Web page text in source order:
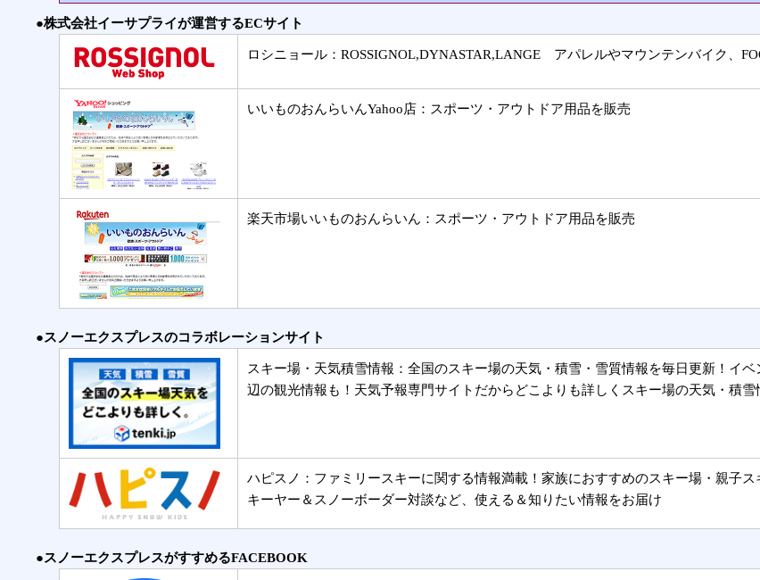
●株式会社イーサプライが運営するECサイト
ロシニョール：ROSSIGNOL,DYNASTAR,LANGE アパレルやマウンテンバイク、
いいものおんらいんYahoo店：スポーツ・アウトドア用品を販売
楽天市場いいものおんらいん：スポーツ・アウトドア用品を販売
●スノーエクスプレスのコラボレーションサイト
スキー場・天気積雪情報：全国のスキー場の天気・積雪・雪質情報を毎日更新！イ
辺の観光情報も！天気予報専門サイトだからどこよりも詳しくスキー場の天気・積雪
ハピスノ：ファミリースキーに関する情報満載！家族におすすめのスキー場・親子
キーヤー＆スノーボーダー対談など、使える＆知りたい情報をお届け
●スノーエクスプレスがすすめるFACEBOOK